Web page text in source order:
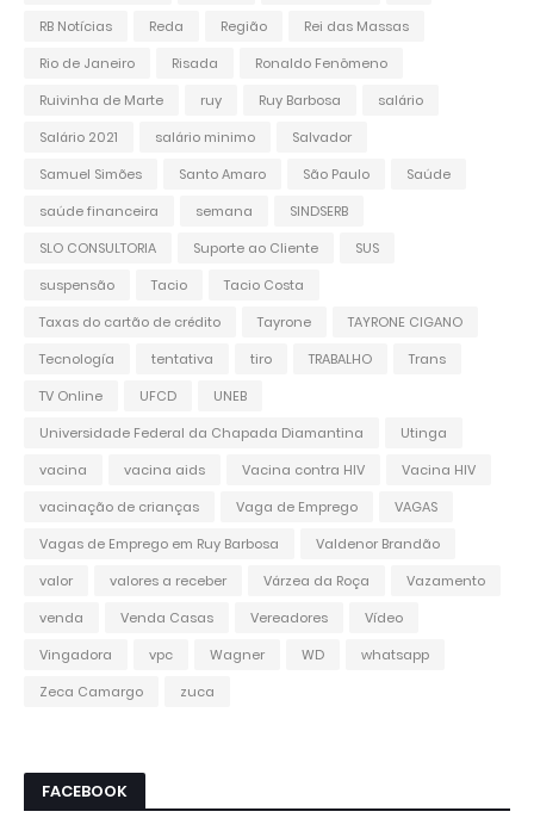
RB Notícias
Reda Região
Rei das Massas
Rio de Janeiro
Risada
Ronaldo Fenômeno
Ruivinha de Marte
ruy Ruy Barbosa
salário
Salário 2021
salário minimo
Salvador
Samuel Simões
Santo Amaro São Paulo
Saúde
saúde financeira
semana
SINDSERB
SLO CONSULTORIA
Suporte ao Cliente
SUS
suspensão
Tacio
Tacio Costa
Taxas do cartão de crédito
Tayrone
TAYRONE CIGANO
Tecnología
tentativa tiro TRABALHO
Trans
TV Online
UFCD
UNEB
Universidade Federal da Chapada Diamantina
Utinga
vacina
vacina aids Vacina contra HIV
Vacina HIV
vacinação de crianças
Vaga de Emprego
VAGAS
Vagas de Emprego em Ruy Barbosa
Valdenor Brandão
valor
valores a receber Várzea da Roça
Vazamento
venda
Venda Casas Vereadores
Vídeo
Vingadora
vpc Wagner WD
whatsapp
Zeca Camargo
zuca
FACEBOOK